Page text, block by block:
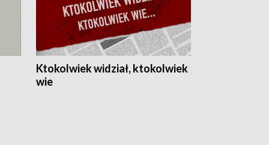
Ktokolwiek widział, ktokolwiek
wie